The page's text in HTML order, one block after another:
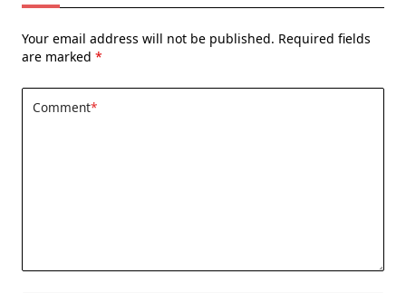
Your email address will not be published. Required fields
are marked *
Comment*